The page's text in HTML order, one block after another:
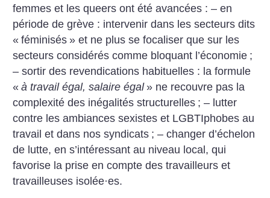
femmes et les queers ont été avancées : – en
période de grève : intervenir dans les secteurs dits
« féminisés » et ne plus se focaliser que sur les
secteurs considérés comme bloquant l’économie ;
– sortir des revendications habituelles : la formule
« à travail égal, salaire égal » ne recouvre pas la
complexité des inégalités structurelles ; – lutter
contre les ambiances sexistes et LGBTIphobes au
travail et dans nos syndicats ; – changer d’échelon
de lutte, en s’intéressant au niveau local, qui
favorise la prise en compte des travailleurs et
travailleuses isolée·es.